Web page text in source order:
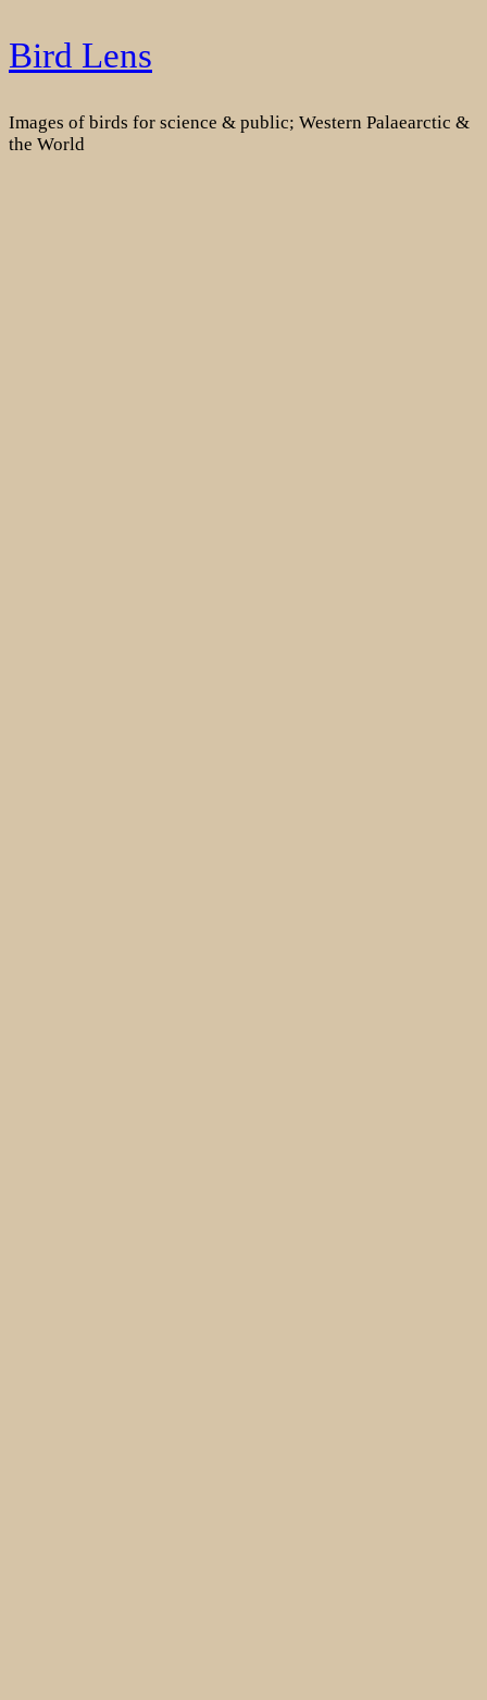
Skip
to
Bird Lens
Images of birds for science & public; Western Palaearctic &
the World